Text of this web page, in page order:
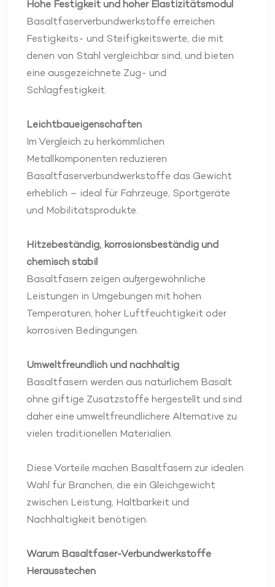
Hohe Festigkeit und hoher Elastizitätsmodul
Basaltfaserverbundwerkstoffe erreichen
Festigkeits- und Steifigkeitswerte, die mit
denen von Stahl vergleichbar sind, und bieten
eine ausgezeichnete Zug- und
Schlagfestigkeit.
Leichtbaueigenschaften
Im Vergleich zu herkömmlichen
Metallkomponenten reduzieren
Basaltfaserverbundwerkstoffe das Gewicht
erheblich – ideal für Fahrzeuge, Sportgeräte
und Mobilitätsprodukte.
Hitzebeständig, korrosionsbeständig und
chemisch stabil
Basaltfasern zeigen außergewöhnliche
Leistungen in Umgebungen mit hohen
Temperaturen, hoher Luftfeuchtigkeit oder
korrosiven Bedingungen.
Umweltfreundlich und nachhaltig
Basaltfasern werden aus natürlichem Basalt
ohne giftige Zusatzstoffe hergestellt und sind
daher eine umweltfreundlichere Alternative zu
vielen traditionellen Materialien.
Diese Vorteile machen Basaltfasern zur idealen
Wahl für Branchen, die ein Gleichgewicht
zwischen Leistung, Haltbarkeit und
Nachhaltigkeit benötigen.
Warum Basaltfaser-Verbundwerkstoffe
Herausstechen